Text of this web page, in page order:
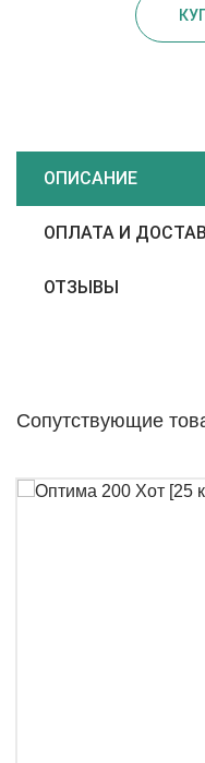
ОПИСАНИЕ
ОПЛАТА И
ОТЗЫВЫ
Сопутствующие